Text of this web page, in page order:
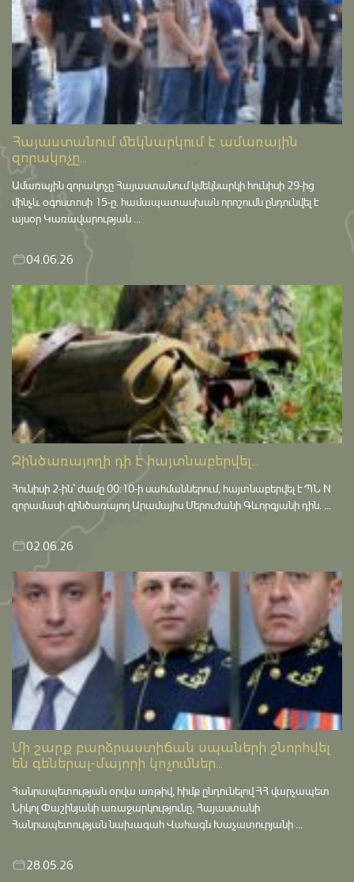
Հայաստանում մեկնարկում է ամառային
զորակոչը...
Ամառային զորակոչը Հայաստանում կմեկնարկի հունիսի 29-ից
մինչև օգոստոսի 15-ը․ համապատասխան որոշումն ընդունվել է
այսօր Կառավարության ...
04.06.26
Զինծառայողի դի է հայտնաբերվել...
Հունիսի 2-ին՝ ժամը 00:10-ի սահմաններում, հայտնաբերվել է ՊՆ N
զորամասի զինծառայող Արամայիս Մերուժանի Գևորգյանի դին. ...
02.06.26
Մի շարք բարձրաստիճան սպաների շնորհվել
են գեներալ-մայորի կոչումներ...
Հանրապետության օրվա առթիվ, հիմք ընդունելով ՀՀ վարչապետ
Նիկոլ Փաշինյանի առաջարկությունը, Հայաստանի
Հանրապետության նախագահ Վահագն Խաչատուրյանի ...
28.05.26